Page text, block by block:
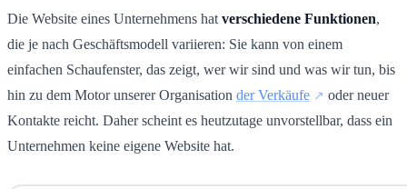
Die Website eines Unternehmens hat verschiedene Funktionen,
die je nach Geschäftsmodell variieren: Sie kann von einem
einfachen Schaufenster, das zeigt, wer wir sind und was wir tun, bis
hin zu dem Motor unserer Organisation der Verkäufe
oder neuer
Kontakte reicht. Daher scheint es heutzutage unvorstellbar, dass ein
Unternehmen keine eigene Website hat.